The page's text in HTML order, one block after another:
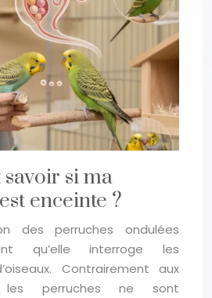
si ma
enceinte ?
des perruches ondulées
qu’elle interroge les
Contrairement aux
les perruches ne sont